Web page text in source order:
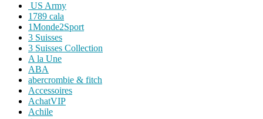
US Army
1789 cala
1Monde2Sport
3 Suisses
3 Suisses Collection
A la Une
ABA
abercrombie & fitch
Accessoires
AchatVIP
Achile